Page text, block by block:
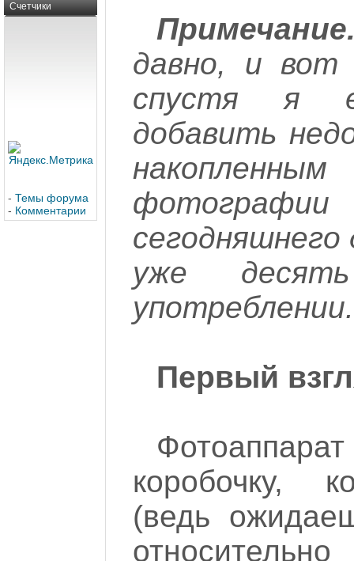
Счетчики
- Темы форума
- Комментарии
давно, и
спустя я
добавить
уже
Первый
коробочку,
(ведь